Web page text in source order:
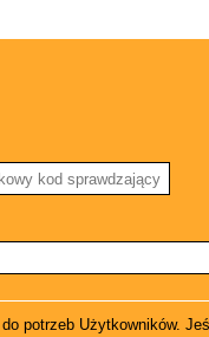
potrzeb Użytkowników.